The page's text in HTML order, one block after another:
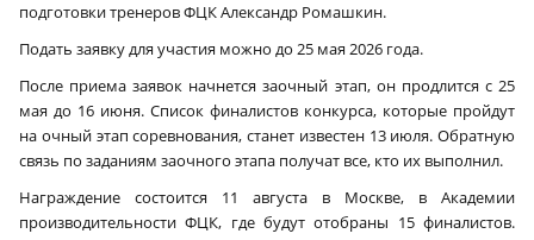
подготовки тренеров ФЦК Александр Ромашкин.
Подать заявку для участия можно до 25 мая 2026 года.
После приема заявок начнется заочный этап, он продлится с 25
мая до 16 июня. Список финалистов конкурса, которые пройдут
на очный этап соревнования, станет известен 13 июля. Обратную
связь по заданиям заочного этапа получат все, кто их выполнил.
Награждение состоится 11 августа в Москве, в Академии
производительности ФЦК, где будут отобраны 15 финалистов.